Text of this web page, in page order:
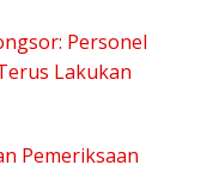
Personel
Lakukan
Pemeriksaan